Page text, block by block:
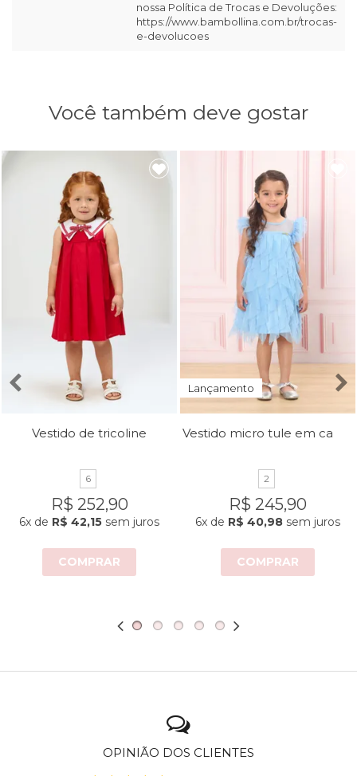
nossa Política de Trocas e Devoluções:
https://www.bambollina.com.br/trocas-
e-devolucoes
Você também deve gostar
Vestido de tricoline
6
R$ 252,90
6x de R$ 42,15 sem juros
COMPRAR
Lançamento
2
R$ 245,90
6x de R$ 40,98 sem juros
COMPRAR
OPINIÃO DOS CLIENTES